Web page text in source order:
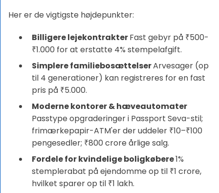
Her er de vigtigste højdepunkter:
Billigere lejekontrakterFast gebyr på ₹500-
₹1.000 for at erstatte 4% stempelafgift.
Simplere familiebosættelserArvesager (op
til 4 generationer) kan registreres for en fast
pris på ₹5.000.
Moderne kontorer & hæveautomater
Passtype opgraderinger i Passport Seva-stil;
frimærkepapir-ATM'er der uddeler ₹10–₹100
pengesedler; ₹800 crore årlige salg.
Fordele for kvindelige boligkøbere1%
stemplerabat på ejendomme op til ₹1 crore,
hvilket sparer op til ₹1 lakh.